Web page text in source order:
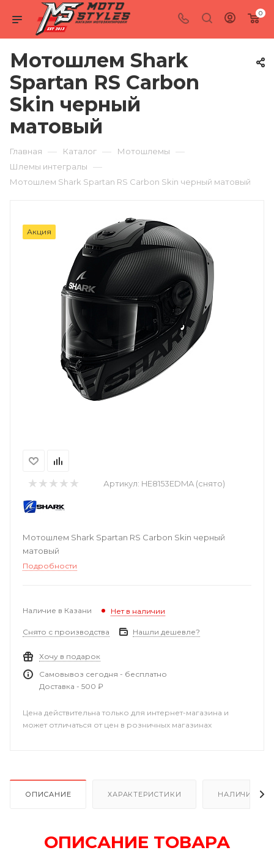
0
Мотошлем Shark
Spartan RS Carbon
Skin черный
матовый
Главная — Каталог — Мотошлемы —
Шлемы интегралы —
Мотошлем Shark Spartan RS Carbon Skin черный матовый
Акция
Артикул: HE8153EDMA (снято)
Мотошлем Shark Spartan RS Carbon Skin черный
матовый
Подробности
Наличие в Казани Нет в наличии
Снято с производства Нашли дешевле?
Хочу в подарок
Самовывоз сегодня - бесплатно
Доставка - 500 ₽
Цена действительна только для интернет-магазина и
может отличаться от цен в розничных магазинах
ОПИСАНИЕ ХАРАКТЕРИСТИКИ НАЛИЧИЕ В
ОПИСАНИЕ ТОВАРА